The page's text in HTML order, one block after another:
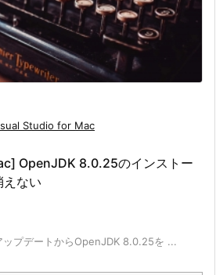
Studio for Mac
OpenJDK 8.0.25のインストー
えない
プデートからOpenJDK 8.0.25を ...